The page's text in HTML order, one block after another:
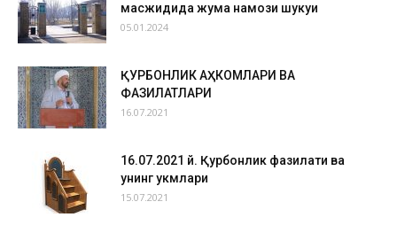
масжидида жума намози шукуҳи
05.01.2024
ҚУРБОНЛИК АҲКОМЛАРИ ВА
ФАЗИЛАТЛАРИ
16.07.2021
16.07.2021 й. Қурбонлик фазилати ва
унинг ҳукмлари
15.07.2021